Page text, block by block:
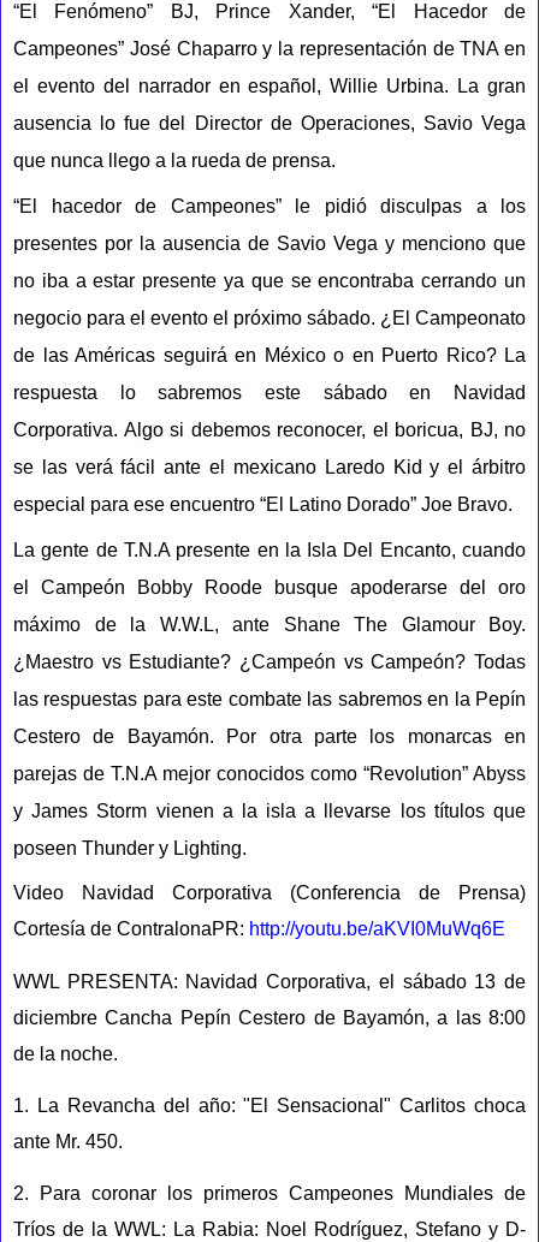
“El Fenómeno” BJ, Prince Xander, “El Hacedor de
Campeones” José Chaparro y la representación de TNA en
el evento del narrador en español, Willie Urbina. La gran
ausencia lo fue del Director de Operaciones, Savio Vega
que nunca llego a la rueda de prensa.
“El hacedor de Campeones” le pidió disculpas a los
presentes por la ausencia de Savio Vega y menciono que
no iba a estar presente ya que se encontraba cerrando un
negocio para el evento el próximo sábado. ¿El Campeonato
de las Américas seguirá en México o en Puerto Rico? La
respuesta lo sabremos este sábado en Navidad
Corporativa. Algo si debemos reconocer, el boricua, BJ, no
se las verá fácil ante el mexicano Laredo Kid y el árbitro
especial para ese encuentro “El Latino Dorado” Joe Bravo.
La gente de T.N.A presente en la Isla Del Encanto, cuando
el Campeón Bobby Roode busque apoderarse del oro
máximo de la W.W.L, ante Shane The Glamour Boy.
¿Maestro vs Estudiante? ¿Campeón vs Campeón? Todas
las respuestas para este combate las sabremos en la Pepín
Cestero de Bayamón. Por otra parte los monarcas en
parejas de T.N.A mejor conocidos como “Revolution” Abyss
y James Storm vienen a la isla a llevarse los títulos que
poseen Thunder y Lighting.
Video Navidad Corporativa (Conferencia de Prensa)
Cortesía de ContralonaPR: http://youtu.be/aKVI0MuWq6E
WWL PRESENTA: Navidad Corporativa, el sábado 13 de
diciembre Cancha Pepín Cestero de Bayamón, a las 8:00
de la noche.
1. La Revancha del año: "El Sensacional" Carlitos choca
ante Mr. 450.
2. Para coronar los primeros Campeones Mundiales de
Tríos de la WWL: La Rabia: Noel Rodríguez, Stefano y D-